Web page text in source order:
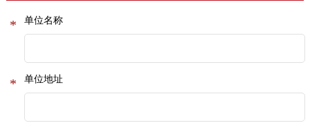
* 单位名称
* 单位地址